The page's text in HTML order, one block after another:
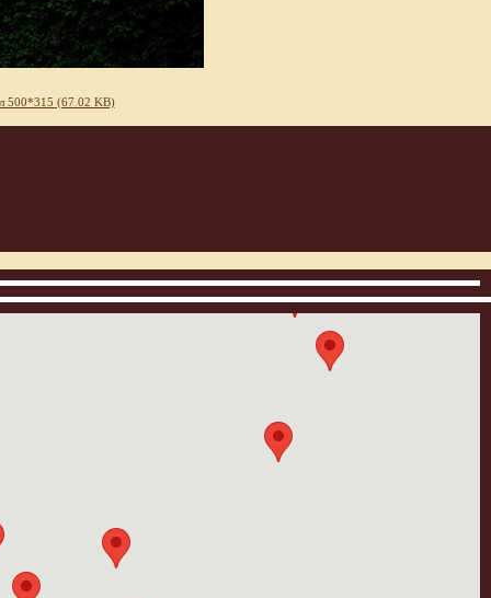
500*315 (67.02 KB)